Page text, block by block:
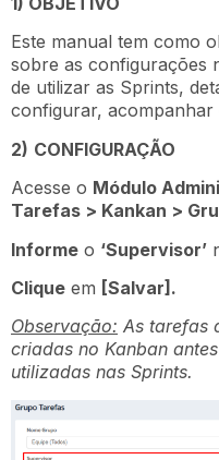
Este manual tem como
sobre as configurações
de utilizar as Sprints,
configurar, acompanhar
2) CONFIGURAÇÃO
Acesse o Módulo
Tarefas > Kankan >
Informe o ‘Supervisor’
Clique em [Salvar].
Observação: As tarefas
criadas no Kanban
utilizadas nas Sprints.